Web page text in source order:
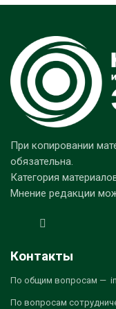
При копировании
обязательна.
Категория
Мнение редакции
Контакты
По общим вопросам —
По вопросам